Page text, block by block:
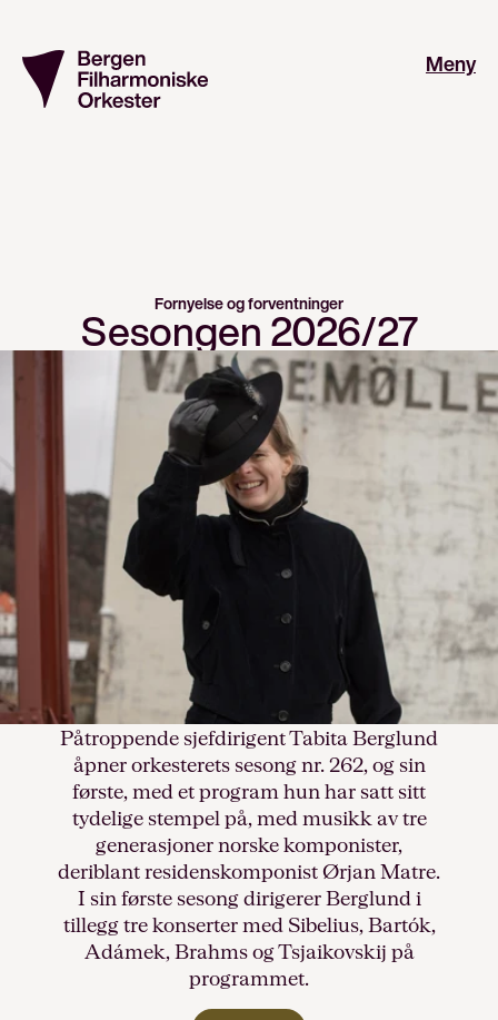
Meny
Fornyelse og forventninger
Sesongen 2026/27
Påtroppende sjefdirigent Tabita Berglund
åpner orkesterets sesong nr. 262, og sin
første, med et program hun har satt sitt
tydelige stempel på, med musikk av tre
generasjoner norske komponister,
deriblant residenskomponist Ørjan Matre.
I sin første sesong dirigerer Berglund i
tillegg tre konserter med Sibelius, Bartók,
Adámek, Brahms og Tsjaikovskij på
programmet.